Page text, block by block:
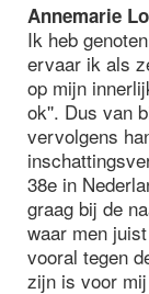
Annemarie
Ik heb
ervaar ik als
op mijn
ok''. Dus van
vervolgens
38e in
graag bij de
waar men
vooral tegen
zijn is voor